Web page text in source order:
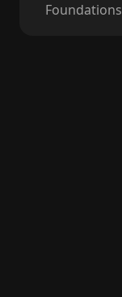
Foundations